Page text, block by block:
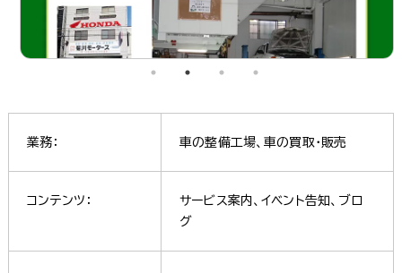
業務： 車の整備工場、車の買取・販売
コンテンツ：
サービス案内、イベント告知、ブロ
グ